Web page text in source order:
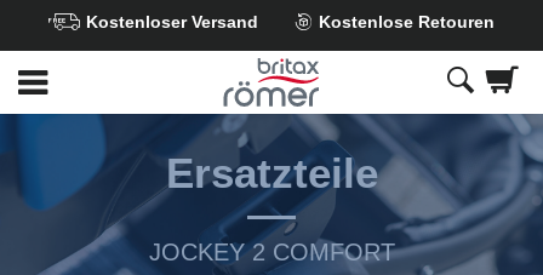
Hauptinhalt
springen
Kostenloser Versand Kostenlose Retouren
Ersatzteile
JOCKEY 2 COMFORT